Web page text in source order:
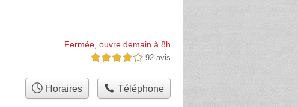
Fermée, ouvre demain à 8h
4,0 étoiles sur 5 92 avis
Horaires Téléphone